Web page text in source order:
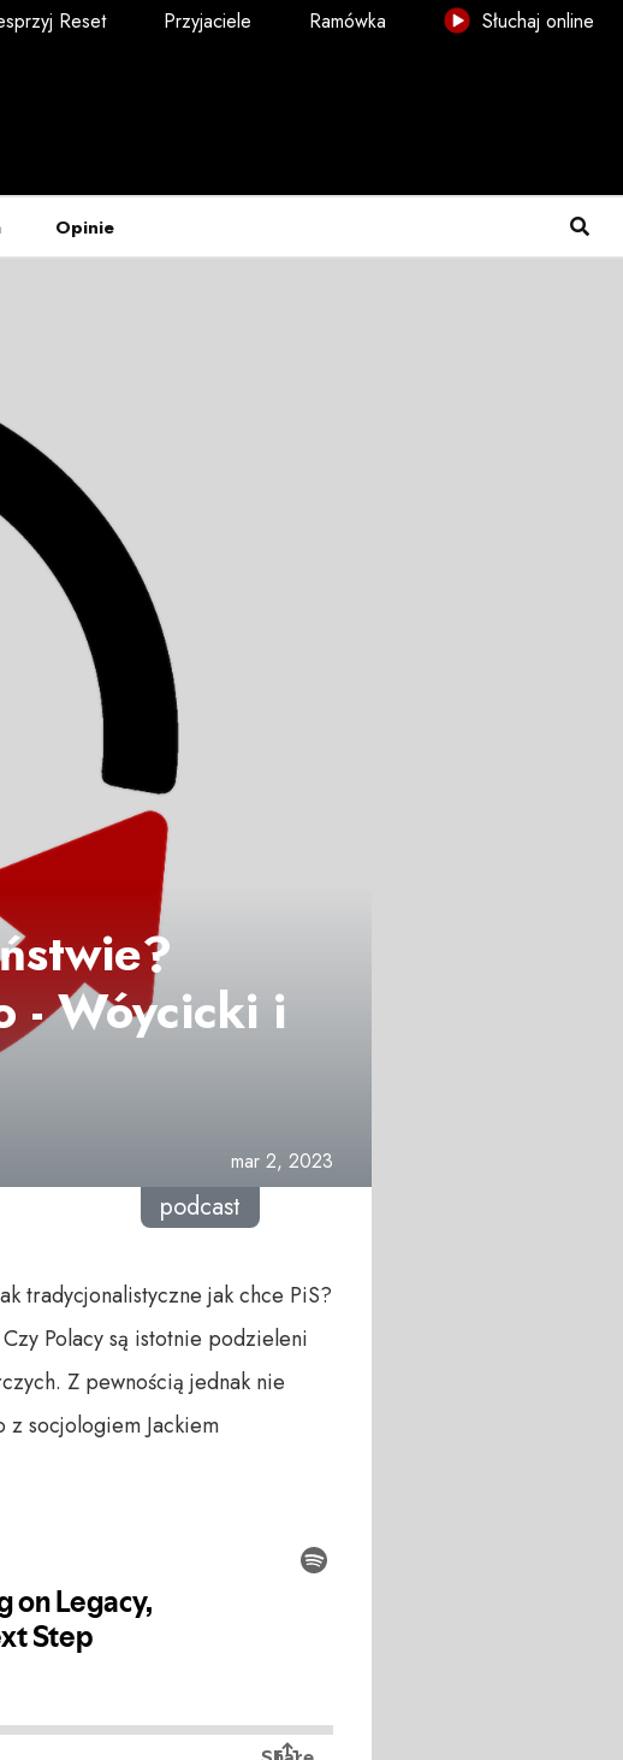
Reset Przyjaciele Ramówka Słuchaj online
Opinie
- Wóycicki i
mar 2, 2023
podcast
tradycjonalistyczne jak chce PiS?
Polacy są istotnie podzieleni
Z pewnością jednak nie
socjologiem Jackiem